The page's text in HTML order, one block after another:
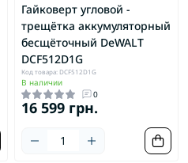
Гайковерт угловой -
трещётка аккумуляторный
бесщёточный DeWALT
DCF512D1G
Код товара: DCF512D1G
В наличии
0
16 599 грн.